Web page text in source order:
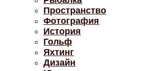
Пространство
Фотография
История
Гольф
Яхтинг
Дизайн